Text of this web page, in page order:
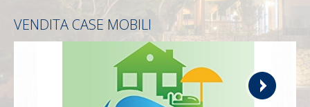
VENDITA CASE MOBILI